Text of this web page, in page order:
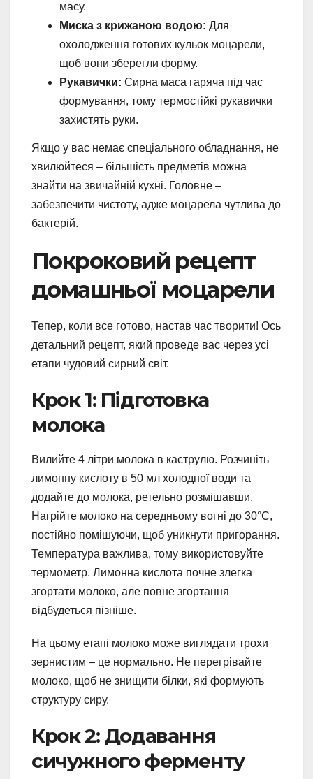
масу.
Миска з крижаною водою: Для
охолодження готових кульок моцарели,
щоб вони зберегли форму.
Рукавички: Сирна маса гаряча під час
формування, тому термостійкі рукавички
захистять руки.
Якщо у вас немає спеціального обладнання, не
хвилюйтеся – більшість предметів можна
знайти на звичайній кухні. Головне –
забезпечити чистоту, адже моцарела чутлива до
бактерій.
Покроковий рецепт
домашньої моцарели
Тепер, коли все готово, настав час творити! Ось
детальний рецепт, який проведе вас через усі
етапи чудовий сирний світ.
Крок 1: Підготовка
молока
Вилийте 4 літри молока в каструлю. Розчиніть
лимонну кислоту в 50 мл холодної води та
додайте до молока, ретельно розмішавши.
Нагрійте молоко на середньому вогні до 30°C,
постійно помішуючи, щоб уникнути пригорання.
Температура важлива, тому використовуйте
термометр. Лимонна кислота почне злегка
згортати молоко, але повне згортання
відбудеться пізніше.
На цьому етапі молоко може виглядати трохи
зернистим – це нормально. Не перегрівайте
молоко, щоб не знищити білки, які формують
структуру сиру.
Крок 2: Додавання
сичужного ферменту